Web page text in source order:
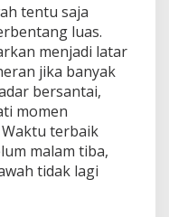
tentu saja
luas.
menjadi latar
jika banyak
bersantai,
momen
terbaik
malam tiba,
tidak lagi